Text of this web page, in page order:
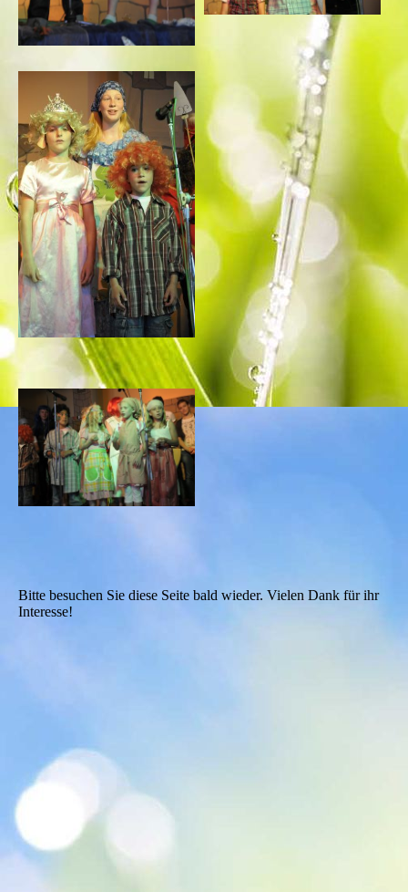
Bitte besuchen Sie diese Seite bald wieder. Vielen Dank für ihr
Interesse!